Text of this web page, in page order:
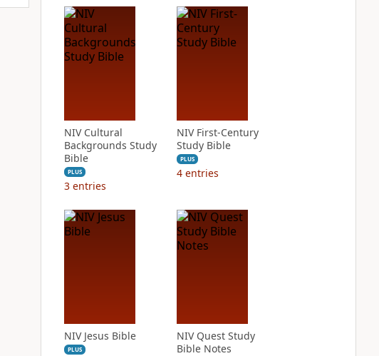
NIV Cultural
Backgrounds Study
Bible
PLUS
3 entries
NIV First-Century
Study Bible
PLUS
4 entries
NIV Jesus Bible
PLUS
NIV Quest Study
Bible Notes